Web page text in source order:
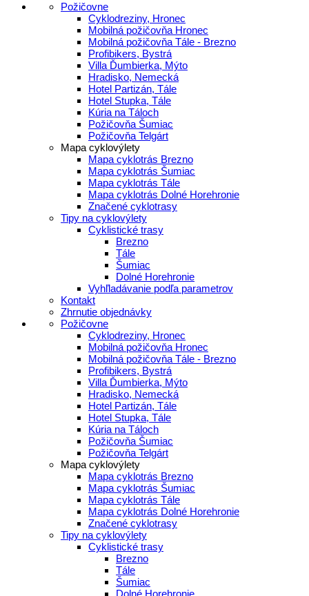
Požičovne
Cyklodreziny, Hronec
Mobilná požičovňa Hronec
Mobilná požičovňa Tále - Brezno
Profibikers, Bystrá
Villa Ďumbierka, Mýto
Hradisko, Nemecká
Hotel Partizán, Tále
Hotel Stupka, Tále
Kúria na Táloch
Požičovňa Šumiac
Požičovňa Telgárt
Mapa cyklovýlety
Mapa cyklotrás Brezno
Mapa cyklotrás Šumiac
Mapa cyklotrás Tále
Mapa cyklotrás Dolné Horehronie
Značené cyklotrasy
Tipy na cyklovýlety
Cyklistické trasy
Brezno
Tále
Šumiac
Dolné Horehronie
Vyhľladávanie podľa parametrov
Kontakt
Zhrnutie objednávky
Požičovne
Cyklodreziny, Hronec
Mobilná požičovňa Hronec
Mobilná požičovňa Tále - Brezno
Profibikers, Bystrá
Villa Ďumbierka, Mýto
Hradisko, Nemecká
Hotel Partizán, Tále
Hotel Stupka, Tále
Kúria na Táloch
Požičovňa Šumiac
Požičovňa Telgárt
Mapa cyklovýlety
Mapa cyklotrás Brezno
Mapa cyklotrás Šumiac
Mapa cyklotrás Tále
Mapa cyklotrás Dolné Horehronie
Značené cyklotrasy
Tipy na cyklovýlety
Cyklistické trasy
Brezno
Tále
Šumiac
Dolné Horehronie